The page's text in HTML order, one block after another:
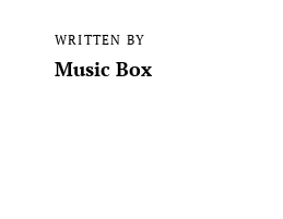
WRITTEN BY
Music Box